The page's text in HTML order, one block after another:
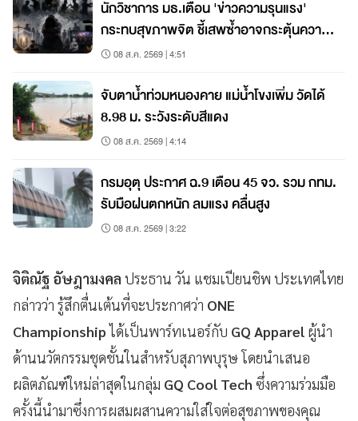
นักวิชาการ มธ.เตือน 'ข่าวความรุนแรง'
กระทบสุขภาพจิต ชี้เสพซ้ำอาจกระตุ้นความ
กลัว–วิตกกังวล แนะรัฐ-สื่อร่วมสร้างพื้นที่
08 ส.ค. 2569 | 4:51
จับตาน้ำท่วมหนองคาย แม่น้ำโขงเพิ่ม วัดได้
8.98 ม. ระวังระดับสีแดง
08 ส.ค. 2569 | 4:14
กรมอุตุ ประกาศ ฉ.9 เตือน 45 จว. รวม กทม.
รับมือฝนตกหนัก ลมแรง คลื่นสูง
08 ส.ค. 2569 | 3:22
จิติณัฐ อัษฎามงคล ประธาน วัน แชมเปียนชิพ ประเทศไทย
กล่าวว่า รู้สึกตื่นเต้นที่จะประกาศว่า ONE
Championshipได้เป็นพาร์ทเนอร์กับ GQ Apparel ผู้นำ
ด้านนวัตกรรมชุดชั้นในสำหรับสุภาพบุรุษ โดยนำเสนอ
ผลิตภัณฑ์ใหม่ล่าสุดในกลุ่ม GQ Cool Tech ซึ่งความร่วมมือ
ครั้งนี้นำมาซึ่งการผสมผสานความใส่ใจต่อสุขภาพของคุณ